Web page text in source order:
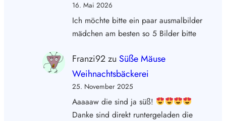
16. Mai 2026
Ich möchte bitte ein paar ausmalbilder
mädchen am besten so 5 Bilder bitte
Franzi92zu Süße Mäuse
Weihnachtsbäckerei
25. November 2025
Aaaaaw die sind ja süß!
Danke sind direkt runtergeladen die